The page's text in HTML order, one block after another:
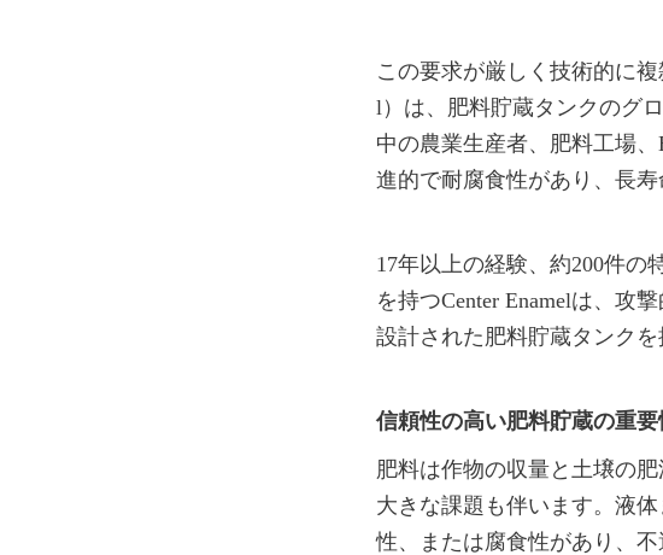
この要求が厳しく技術的に
l）は、肥料貯蔵タンクのグ
中の農業生産者、肥料工場
進的で耐腐食性があり、長
17年以上の経験、約200件の
を持つCenter Enamelは、攻
設計された肥料貯蔵タンクを
信頼性の高い肥料貯蔵の重要
肥料は作物の収量と土壌の
大きな課題も伴います。液
性、または腐食性があり、